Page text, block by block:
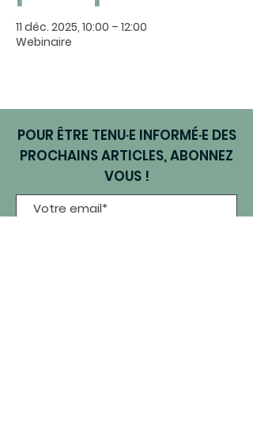
11 déc. 2025, 10:00 – 12:00
Webinaire
POUR ÊTRE TENU·E INFORMÉ·E DES
PROCHAINS ARTICLES, ABONNEZ
VOUS !